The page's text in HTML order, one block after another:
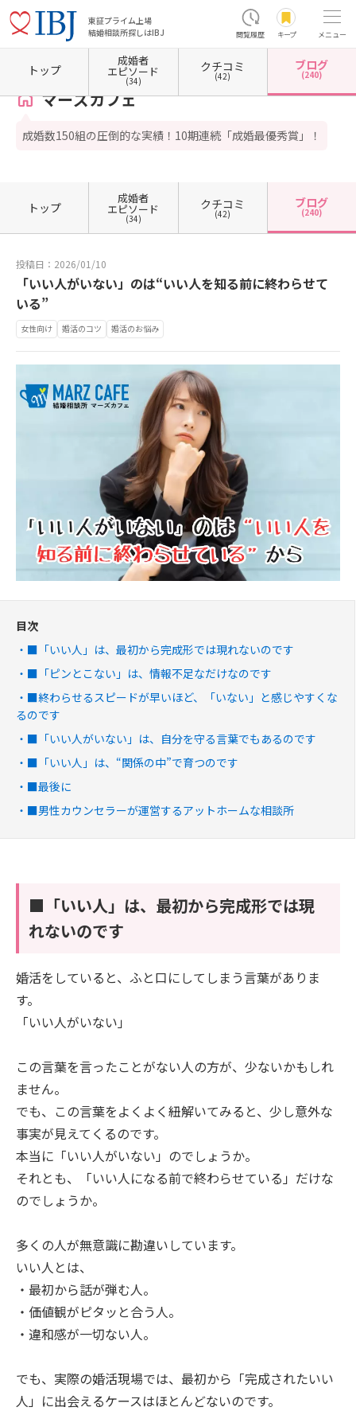
東証プライム上場
結婚相談所探しはIBJ
閲覧履歴 キープ メニュー
ホーム 東京都の結婚相談所 東京都中野区 マーズカフェ カウンセラーブログ一覧
マーズカフェ
成婚数150組の圧倒的な実績！10期連続「成婚最優秀賞」！
トップ
成婚者
エピソード
(34)
クチコミ
(42)
ブログ
(240)
トップ
成婚者
エピソード
(34)
クチコミ
(42)
ブログ
(240)
投稿日：2026/01/10
「いい人がいない」のは“いい人を知る前に終わらせて
いる”
女性向け 婚活のコツ 婚活のお悩み
目次
■「いい人」は、最初から完成形では現れないのです
■「ピンとこない」は、情報不足なだけなのです
■終わらせるスピードが早いほど、「いない」と感じやすくな
るのです
■「いい人がいない」は、自分を守る言葉でもあるのです
■「いい人」は、“関係の中”で育つのです
■最後に
■男性カウンセラーが運営するアットホームな相談所
■「いい人」は、最初から完成形では現
れないのです
婚活をしていると、ふと口にしてしまう言葉がありま
す。
「いい人がいない」
この言葉を言ったことがない人の方が、少ないかもしれ
ません。
でも、この言葉をよくよく紐解いてみると、少し意外な
事実が見えてくるのです。
本当に「いい人がいない」のでしょうか。
それとも、「いい人になる前で終わらせている」だけな
のでしょうか。
多くの人が無意識に勘違いしています。
いい人とは、
・最初から話が弾む人。
・価値観がピタッと合う人。
・違和感が一切ない人。
でも、実際の婚活現場では、最初から「完成されたいい
人」に出会えるケースはほとんどないのです。